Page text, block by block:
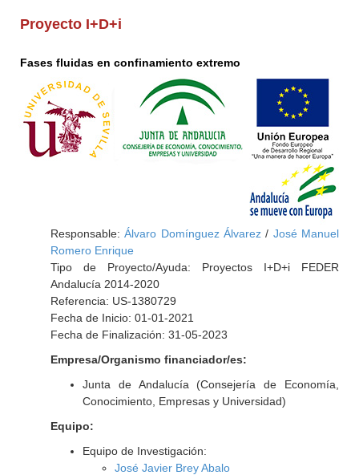
Proyecto I+D+i
Fases fluidas en confinamiento extremo
Responsable:Álvaro Domínguez Álvarez/ José Manuel
Romero Enrique
Tipo de Proyecto/Ayuda: Proyectos I+D+i FEDER
Andalucía 2014-2020
Referencia: US-1380729
Fecha de Inicio: 01-01-2021
Fecha de Finalización: 31-05-2023
Empresa/Organismo financiador/es:
Junta de Andalucía (Consejería de Economía,
Conocimiento, Empresas y Universidad)
Equipo:
Equipo de Investigación:
José Javier Brey Abalo